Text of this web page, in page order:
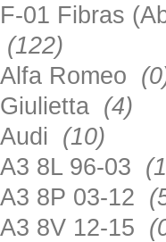
F-01 Fibras
(122)
Alfa Romeo
Giulietta (4)
Audi (10)
A3 8L 96-03
A3 8P 03-12
A3 8V 12-15